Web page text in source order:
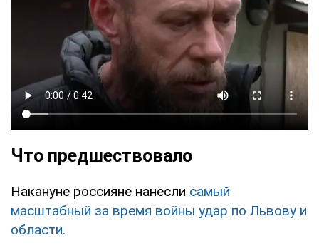
Что предшествовало
Накануне россияне нанесли самый
масштабный за время войны удар по Львову и
области.